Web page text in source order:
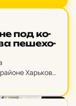
под ко­
пе­ше­хо­
Харькова
летнего